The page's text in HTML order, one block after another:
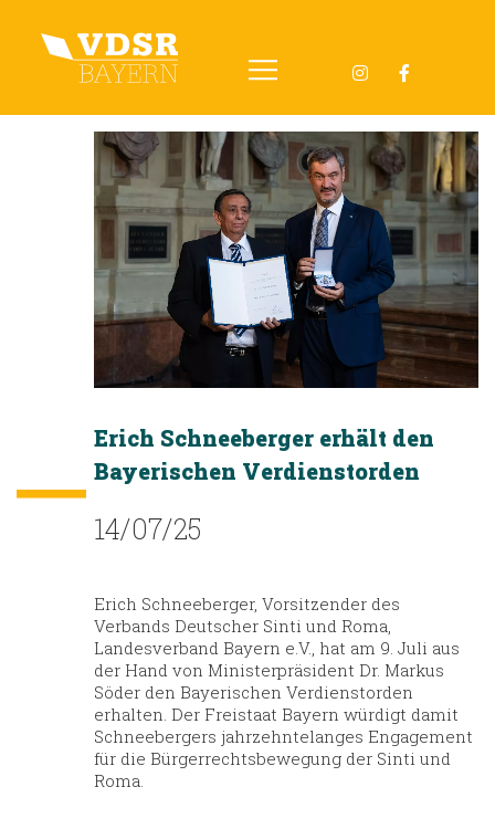
Erich Schneeberger erhält den
Bayerischen Verdienstorden
14/07/25
Erich Schneeberger, Vorsitzender des
Verbands Deutscher Sinti und Roma,
Landesverband Bayern e.V., hat am 9. Juli aus
der Hand von Ministerpräsident Dr. Markus
Söder den Bayerischen Verdienstorden
erhalten. Der Freistaat Bayern würdigt damit
Schneebergers jahrzehntelanges Engagement
für die Bürgerrechtsbewegung der Sinti und
Roma.